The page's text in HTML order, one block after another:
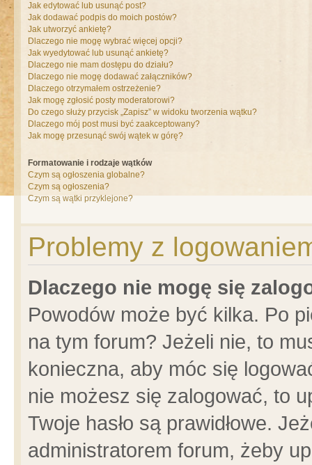
Jak edytować lub usunąć post?
Jak dodawać podpis do moich postów?
Jak utworzyć ankietę?
Dlaczego nie mogę wybrać więcej opcji?
Jak wyedytować lub usunąć ankietę?
Dlaczego nie mam dostępu do działu?
Dlaczego nie mogę dodawać załączników?
Dlaczego otrzymałem ostrzeżenie?
Jak mogę zgłosić posty moderatorowi?
Do czego służy przycisk „Zapisz” w widoku tworzenia wątku?
Dlaczego mój post musi być zaakceptowany?
Jak mogę przesunąć swój wątek w górę?
Formatowanie i rodzaje wątków
Czym są ogłoszenia globalne?
Czym są ogłoszenia?
Czym są wątki przyklejone?
Problemy z
Dlaczego nie mogę się
Powodów może być kilka. Po
na tym forum? Jeżeli nie, to
konieczna, aby móc się
nie możesz się zalogować, to
Twoje hasło są prawidłowe.
administratorem forum, żeby